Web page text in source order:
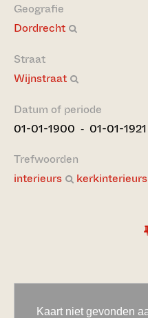
Geografie
Dordrecht
Straat
Wijnstraat
Datum of periode
01-01-1900 ‐ 01-01-1921
Trefwoorden
interieurs
kerkinterieurs